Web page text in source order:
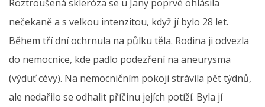
Roztroušená skleróza se u Jany poprvé ohlásila
nečekaně a s velkou intenzitou, když jí bylo 28 let.
Během tří dní ochrnula na půlku těla. Rodina ji odvezla
do nemocnice, kde padlo podezření na aneurysma
(výduť cévy). Na nemocničním pokoji strávila pět týdnů,
ale nedařilo se odhalit příčinu jejích potíží. Byla jí